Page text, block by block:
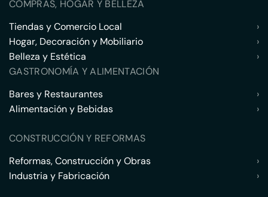
COMPRAS, HOGAR Y BELLEZA
Tiendas y Comercio Local
›
Hogar, Decoración y Mobiliario
›
Belleza y Estética
›
GASTRONOMÍA Y ALIMENTACIÓN
Bares y Restaurantes
›
Alimentación y Bebidas
›
CONSTRUCCIÓN Y REFORMAS
Reformas, Construcción y Obras
›
Industria y Fabricación
›